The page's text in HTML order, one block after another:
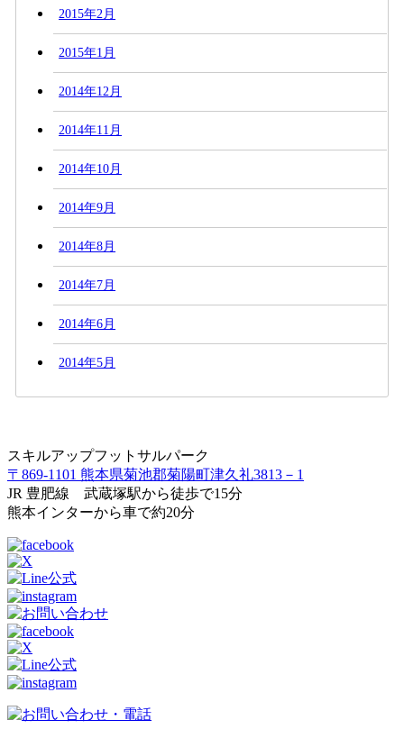
2015年2月
2015年1月
2014年12月
2014年11月
2014年10月
2014年9月
2014年8月
2014年7月
2014年6月
2014年5月
スキルアップフットサルパーク
〒869-1101 熊本県菊池郡菊陽町津久礼3813－1
JR 豊肥線 武蔵塚駅から徒歩で15分
熊本インターから車で約20分